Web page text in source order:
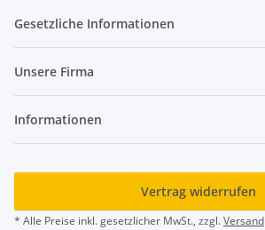
Gesetzliche Informationen
Unsere Firma
Informationen
Vertrag widerrufen
* Alle Preise inkl. gesetzlicher MwSt., zzgl.Versand